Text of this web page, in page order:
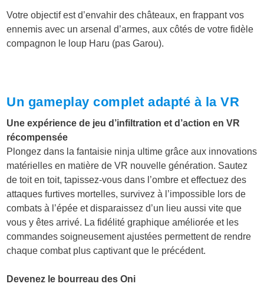
Votre objectif est d’envahir des châteaux, en frappant vos
ennemis avec un arsenal d’armes, aux côtés de votre fidèle
compagnon le loup Haru (pas Garou).
Un gameplay complet adapté à la VR
Une expérience de jeu d’infiltration et d’action en VR
récompensée
Plongez dans la fantaisie ninja ultime grâce aux innovations
matérielles en matière de VR nouvelle génération. Sautez
de toit en toit, tapissez-vous dans l’ombre et effectuez des
attaques furtives mortelles, survivez à l’impossible lors de
combats à l’épée et disparaissez d’un lieu aussi vite que
vous y êtes arrivé. La fidélité graphique améliorée et les
commandes soigneusement ajustées permettent de rendre
chaque combat plus captivant que le précédent.
Devenez le bourreau des Oni